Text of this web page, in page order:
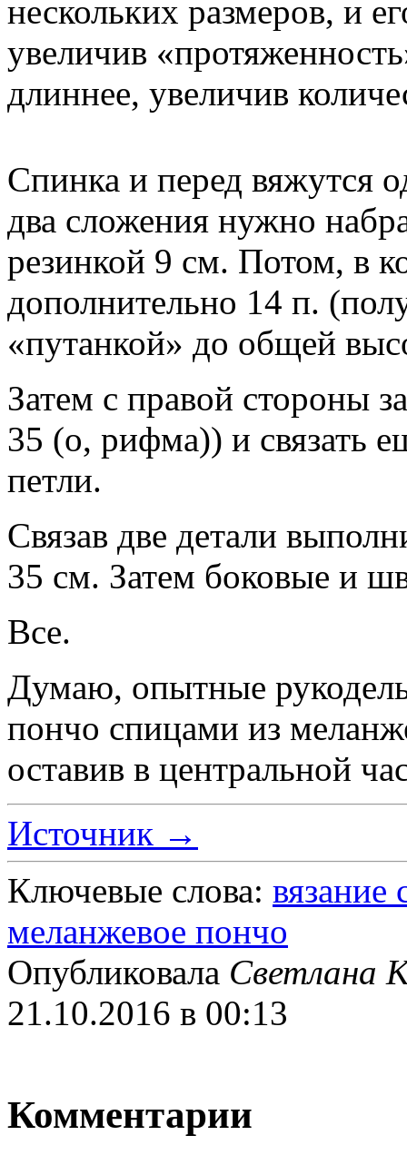
нескольких размеров, и
увеличив
длиннее, увеличив
Спинка и перед вяжутся
два сложения нужно
резинкой 9 см. Потом, в
дополнительно 14 п.
«путанкой» до общей
Затем с правой стороны
35 (о, рифма)) и связать
петли.
Связав две детали
35 см. Затем боковые и
Все.
Думаю, опытные
пончо спицами из
оставив в центральной
Источник →
Ключевые слова: вязание
меланжевое пончо
Опубликовала Светлана
21.10.2016 в 00:13
Комментарии